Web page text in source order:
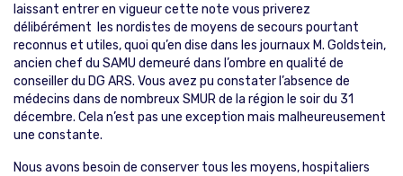
laissant entrer en vigueur cette note vous priverez
délibérément les nordistes de moyens de secours pourtant
reconnus et utiles, quoi qu’en dise dans les journaux M. Goldstein,
ancien chef du SAMU demeuré dans l’ombre en qualité de
conseiller du DG ARS. Vous avez pu constater l’absence de
médecins dans de nombreux SMUR de la région le soir du 31
décembre. Cela n’est pas une exception mais malheureusement
une constante.
Nous avons besoin de conserver tous les moyens, hospitaliers